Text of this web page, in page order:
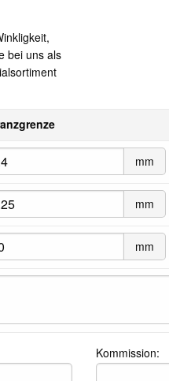
bei uns als
mm
mm
mm
Kommission: